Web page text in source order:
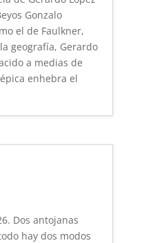
Gonzalo
el de Faulkner,
geografía, Gerardo
a medias de
enhebra el
Dos antojanas
hay dos modos